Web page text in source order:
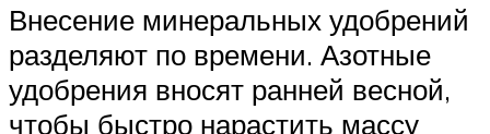
Внесение минеральных удобрений
разделяют по времени. Азотные
удобрения вносят ранней весной,
чтобы быстро нарастить массу